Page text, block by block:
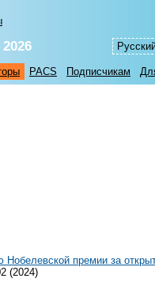
PACS Подписчикам
Нобелевской премии за
(2024)